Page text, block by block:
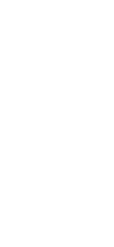
servicios le
personas
la legislación
Si el
de
y la autoridad
o supervisar a
significa que
legal, o contar
exige que usted
con